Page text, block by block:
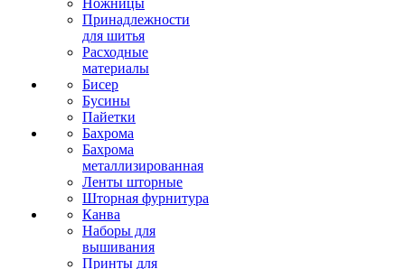
Ножницы
Принадлежности
для шитья
Расходные
материалы
Бисер
Бусины
Пайетки
Бахрома
Бахрома
металлизированная
Ленты шторные
Шторная фурнитура
Канва
Наборы для
вышивания
Принты для